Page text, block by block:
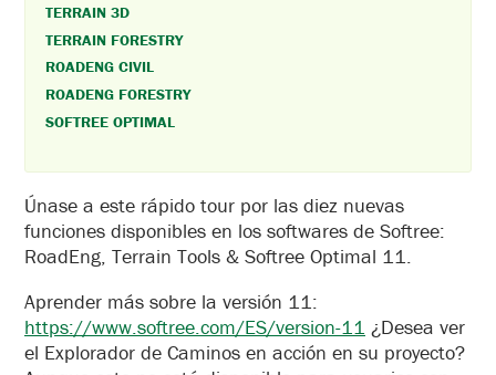
TERRAIN 3D
TERRAIN FORESTRY
ROADENG CIVIL
ROADENG FORESTRY
SOFTREE OPTIMAL
Únase a este rápido tour por las diez nuevas
funciones disponibles en los softwares de Softree:
RoadEng, Terrain Tools & Softree Optimal 11.
Aprender más sobre la versión 11:
https://www.softree.com/ES/version-11 ¿Desea ver
el Explorador de Caminos en acción en su proyecto?